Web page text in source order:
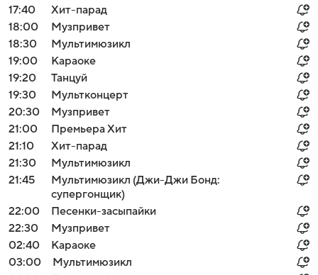
17:40
Хит-парад
18:00
Музпривет
18:30
Мультимюзикл
19:00
Караоке
19:20
Танцуй
19:30
Мультконцерт
20:30
Музпривет
21:00
Премьера Хит
21:10
Хит-парад
21:30
Мультимюзикл
21:45
Мультимюзикл (Джи-Джи Бонд:
супергонщик)
22:00
Песенки-засыпайки
22:30
Музпривет
02:40
Караоке
03:00
Мультимюзикл